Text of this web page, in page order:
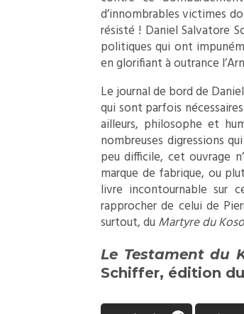
d’innombrables victimes
résisté ! Daniel Salvatore
politiques qui ont
en glorifiant à outrance
Le journal de bord de
qui sont parfois
ailleurs, philosophe et
nombreuses digressions
peu difficile, cet ouvrage
marque de fabrique, ou
livre incontournable sur
rapprocher de celui de
surtout, du Martyre du
Le Testament du
Schiffer, édition